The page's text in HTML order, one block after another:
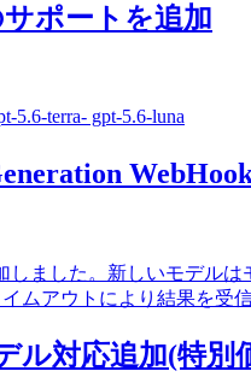
ポートを追加
5.6-terra- gpt-5.6-luna
しました。新しいモデ
ムアウトにより結果を受
ル対応追加(特